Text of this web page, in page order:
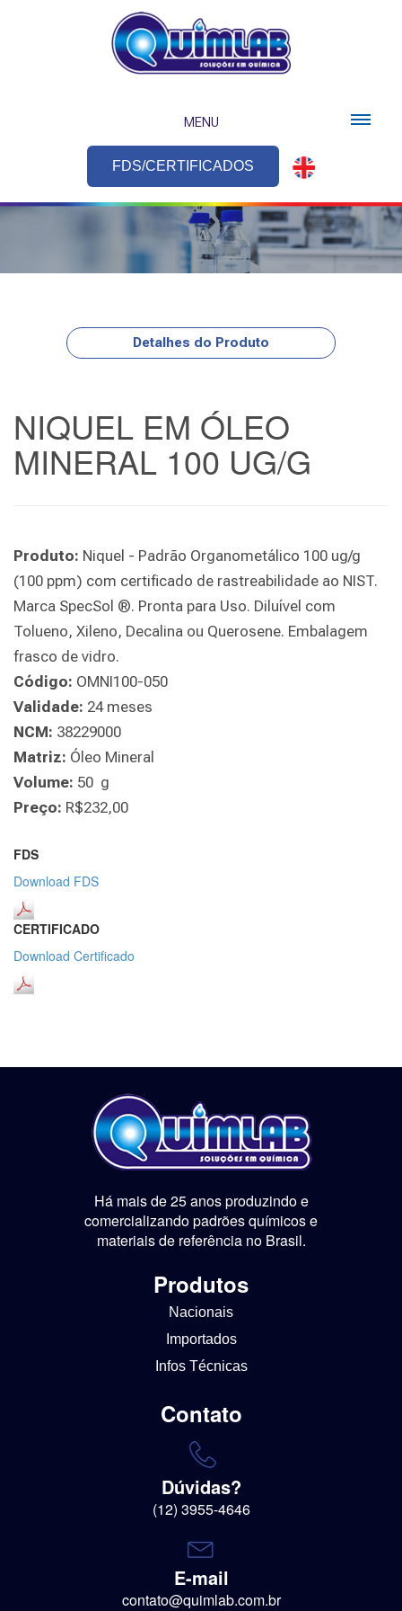
MENU
FDS/CERTIFICADOS
Detalhes do Produto
NIQUEL EM ÓLEO
MINERAL 100 UG/G
Produto: Niquel - Padrão Organometálico 100 ug/g
(100 ppm) com certificado de rastreabilidade ao NIST.
Marca SpecSol ®. Pronta para Uso. Diluível com
Tolueno, Xileno, Decalina ou Querosene. Embalagem
frasco de vidro.
Código: OMNI100-050
Validade: 24 meses
NCM: 38229000
Matriz: Óleo Mineral
Volume: 50 g
Preço: R$232,00
FDS
Download FDS
CERTIFICADO
Download Certificado
Há mais de 25 anos produzindo e
comercializando padrões químicos e
materiais de referência no Brasil.
Produtos
Nacionais
Importados
Infos Técnicas
Contato
Dúvidas?
(12) 3955-4646
E-mail
contato@quimlab.com.br